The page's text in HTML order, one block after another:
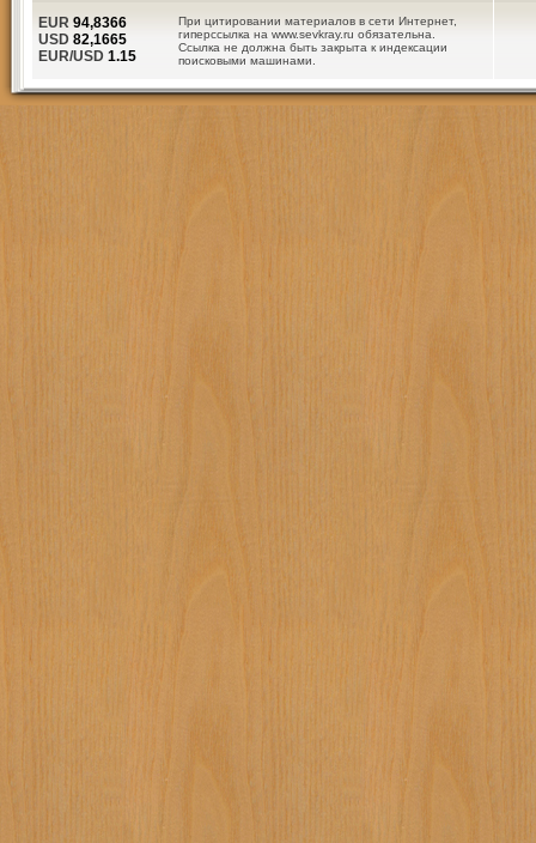
При цитировании материалов в сети Интернет,
гиперссылка на www.sevkray.ru обязательна.
Ссылка не должна быть закрыта к индексации
поисковыми машинами.
EUR 94,8366
USD 82,1665
EUR/USD 1.15